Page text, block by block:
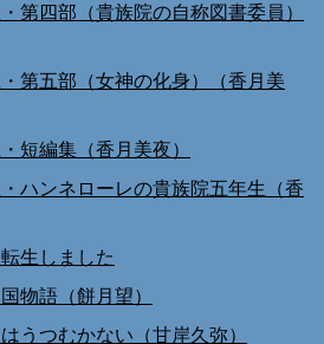
第四部（貴族院の自称図書委員）
第五部（女神の化身）（香月美
短編集（香月美夜）
ハンネローレの貴族院五年生（香
生しました
物語（餅月望）
うつむかない（甘岸久弥）